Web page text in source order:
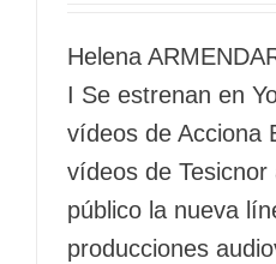
Helena
I Se estrenan en
vídeos de Acciona
vídeos de Tesicnor
público la nueva
producciones